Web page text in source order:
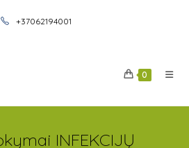
+37062194001
0
INFEKCIJŲ